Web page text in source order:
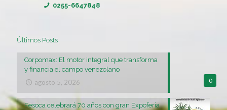
0255-6647848
Últimos Posts
0
Corpomax: El motor integral que transforma
y financia el campo venezolano
agosto 5, 2026
Fesoca celebrará 70 años con gran Expoferia